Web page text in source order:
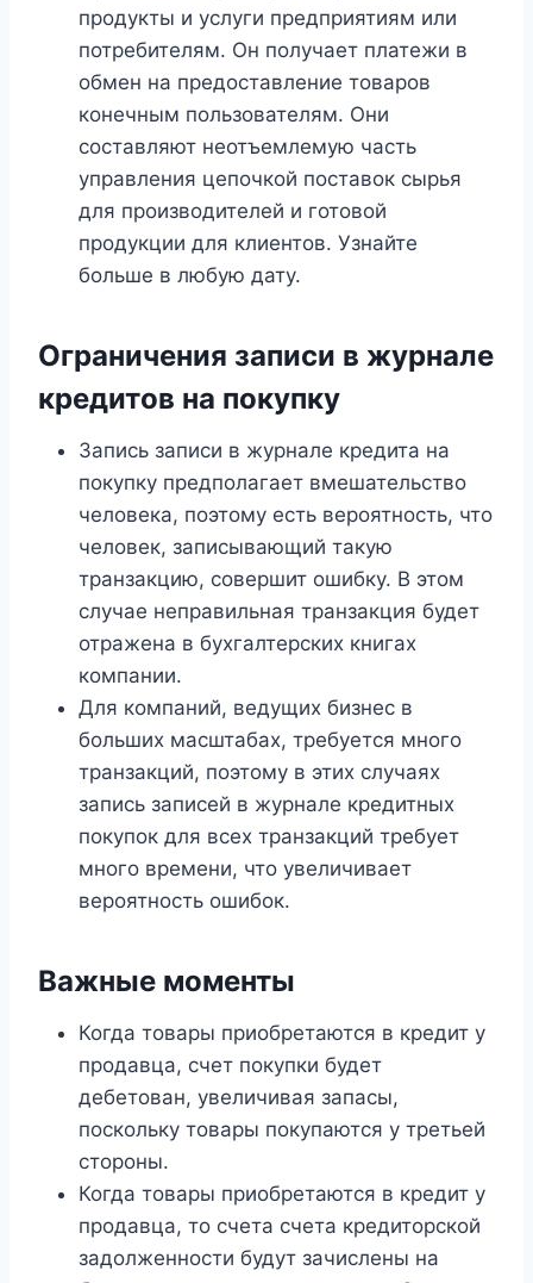
продукты и услуги предприятиям или
потребителям. Он получает платежи в
обмен на предоставление товаров
конечным пользователям. Они
составляют неотъемлемую часть
управления цепочкой поставок сырья
для производителей и готовой
продукции для клиентов. Узнайте
больше в любую дату.
Ограничения записи в журнале
кредитов на покупку
Запись записи в журнале кредита на
покупку предполагает вмешательство
человека, поэтому есть вероятность, что
человек, записывающий такую ​​
транзакцию, совершит ошибку. В этом
случае неправильная транзакция будет
отражена в бухгалтерских книгах
компании.
Для компаний, ведущих бизнес в
больших масштабах, требуется много
транзакций, поэтому в этих случаях
запись записей в журнале кредитных
покупок для всех транзакций требует
много времени, что увеличивает
вероятность ошибок.
Важные моменты
Когда товары приобретаются в кредит у
продавца, счет покупки будет
дебетован, увеличивая запасы,
поскольку товары покупаются у третьей
стороны.
Когда товары приобретаются в кредит у
продавца, то счета счета кредиторской
задолженности будут зачислены на